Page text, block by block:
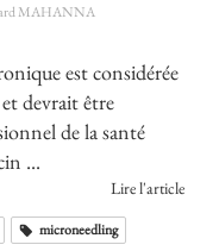
MAHANNA
est considérée
devrait être
de la santé
...
Lire l'article
microneedling